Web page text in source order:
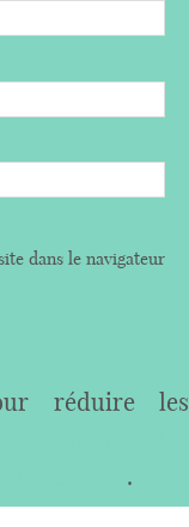
dans le navigateur
réduire les
.